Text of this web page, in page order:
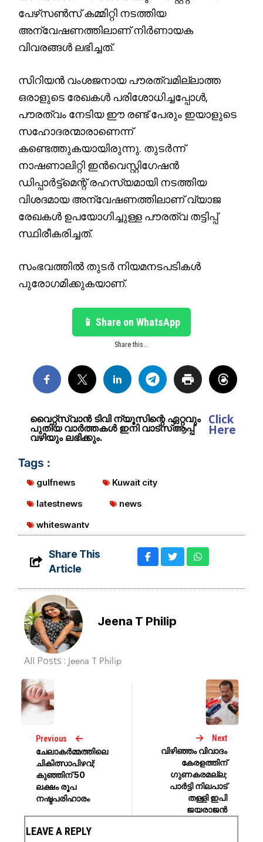
പേഴ്‌സൺസ് കമ്മിറ്റി നടത്തിയ
അന്വേഷണത്തിലാണ് നിർണായക
വിവരങ്ങൾ ലഭിച്ചത്.
സിറിയൻ വംശജനായ പൗരത്വമില്ലാത്ത
ഒരാളുടെ രേഖകൾ പരിശോധിച്ചപ്പോൾ,
പൗരത്വം നേടിയ ഈ രണ്ട് പേരും ഇയാളുടെ
സഹോദരന്മാരാണെന്ന്
കണ്ടെത്തുകയായിരുന്നു. തുടർന്ന്
നാഷണാലിറ്റി ഇൻവെസ്റ്റിഗേഷൻ
ഡിപ്പാർട്ട്മെന്റ് രഹസ്യമായി നടത്തിയ
വിശദമായ അന്വേഷണത്തിലാണ് വ്യാജ
രേഖകൾ ഉപയോഗിച്ചുള്ള പൗരത്വ തട്ടിപ്പ്
സ്ഥിരീകരിച്ചത്.
സംഭവത്തിൽ തുടർ നിയമനടപടികൾ
പുരോഗമിക്കുകയാണ്.
📱 Share on WhatsApp
Share this...
വൈറ്റ്സ്വാൻ ടിവി ന്യൂസിന്റെ ഏറ്റവും
പുതിയ വാർത്തകൾ ഇനി വാട്സ്ആപ്പ്
വഴിയും ലഭിക്കും.
Click
Here
Tags :
gulfnews
Kuwait city
latestnews
news
whiteswantv
Share This
Article
Jeena T Philip
All Posts : Jeena T Philip
Previous
ചേലാകർമ്മത്തിലെ
ചികിത്സാപിഴവ്;
കുഞ്ഞിന് 50
ലക്ഷം രൂപ
നഷ്ടപരിഹാരം
Next
വിഴിഞ്ഞം വിവാദം
കേരളത്തിന്
ഗുണകരമല്ല;
പാർട്ടി നിലപാട്
തള്ളി ഇപി
ജയരാജൻ
LEAVE A REPLY